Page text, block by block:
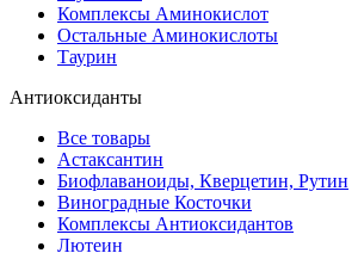
Комплексы Аминокислот
Остальные Аминокислоты
Таурин
Антиоксиданты
Все товары
Астаксантин
Биофлаваноиды, Кверцетин, Рутин
Виноградные Косточки
Комплексы Антиоксидантов
Лютеин